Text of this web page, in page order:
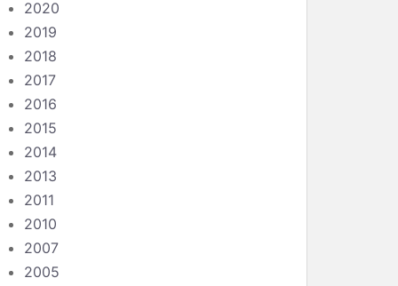
2020
2019
2018
2017
2016
2015
2014
2013
2011
2010
2007
2005